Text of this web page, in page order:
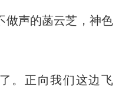
声的菡云芝，神色
。正向我们这边飞